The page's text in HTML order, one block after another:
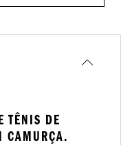
TÊNIS DE
CAMURÇA.